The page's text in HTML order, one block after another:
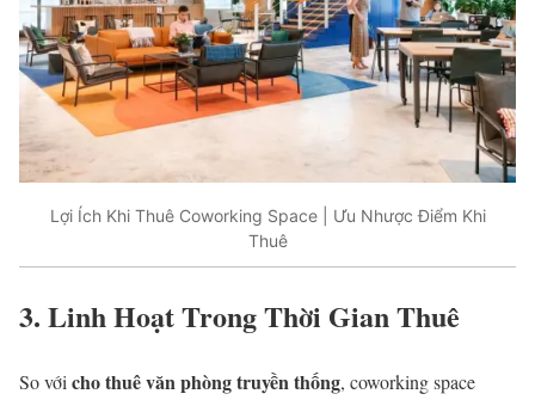
Lợi Ích Khi Thuê Coworking Space | Ưu Nhược Điểm Khi
Thuê
3. Linh Hoạt Trong Thời Gian Thuê
So với cho thuê văn phòng truyền thống, coworking space